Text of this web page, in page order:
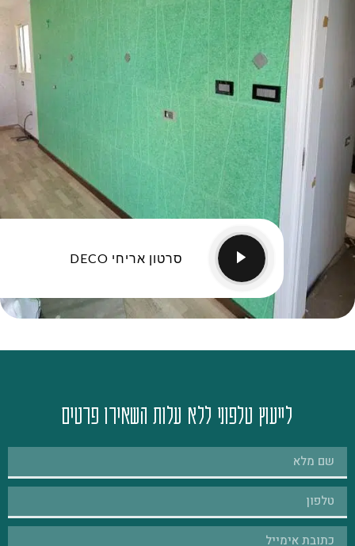
סרטון אריחי DECO
לייעוץ טלפוני ללא עלות השאירו פרטים